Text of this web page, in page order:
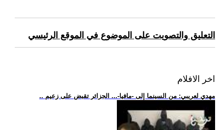
التعليق والتصويت على الموضوع في الموقع الرئيسي
اخر الافلام
.. مهدي لعريبي: من السينما إلى -مافيا-... الجزائر تقبض على زعيم